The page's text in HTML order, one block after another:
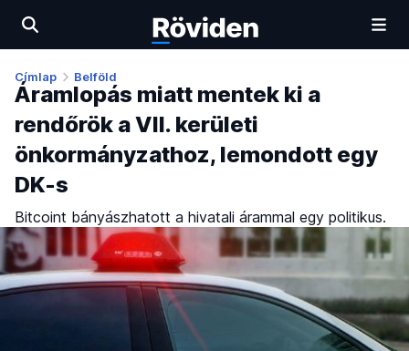
Címlap Belföld
Áramlopás miatt mentek ki a
rendőrök a VII. kerületi
önkormányzathoz, lemondott egy
DK-s
Bitcoint bányászhatott a hivatali árammal egy politikus.